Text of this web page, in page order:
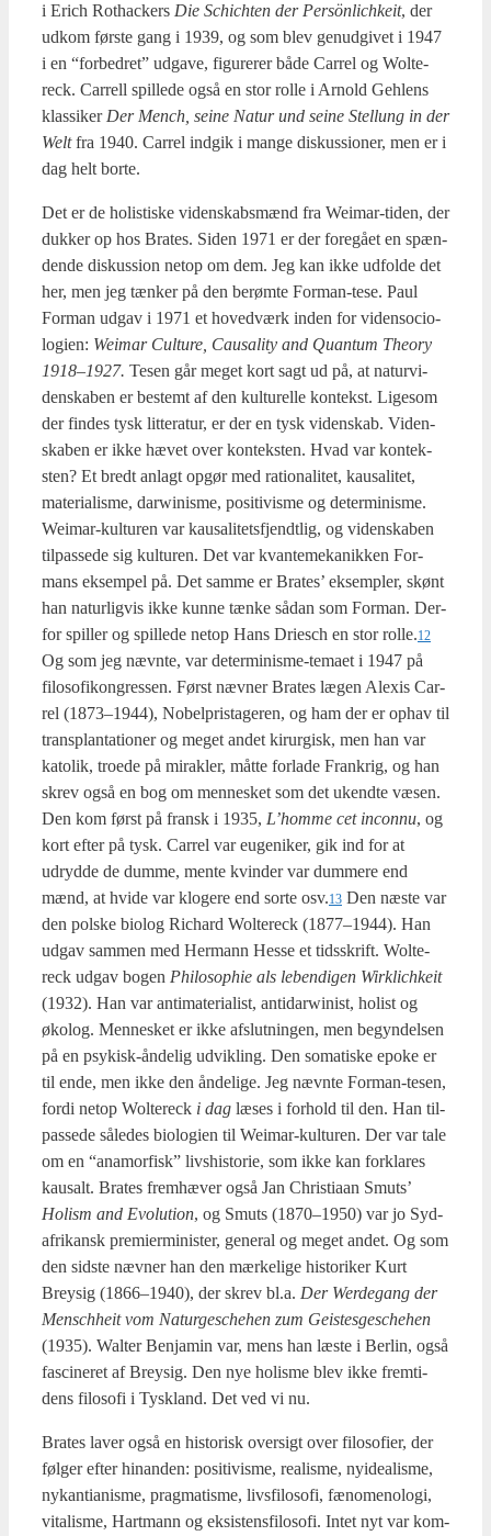
i Erich Rot­ha­ck­ers Die Schi­ch­ten der Per­sön­li­chkeit, der
udkom før­ste gang i 1939, og som blev genud­gi­vet i 1947
i en “for­bed­ret” udga­ve, figu­re­rer både Car­rel og Wol­te­
reck. Car­rell spil­le­de også en stor rol­le i Arnold Geh­lens
klas­si­ker Der Mench, sei­ne Natur und sei­ne Stel­lung in der
Weltfra 1940. Car­rel ind­gik i man­ge dis­kus­sio­ner, men er i
dag helt bor­te.
Det er de holi­sti­ske viden­skabs­mænd fra Wei­mar-tiden, der
duk­ker op hos Bra­tes. Siden 1971 er der fore­gå­et en spæn­
den­de dis­kus­sion net­op om dem. Jeg kan ikke udfol­de det
her, men jeg tæn­ker på den berøm­te For­man-tese. Paul
For­man udgav i 1971 et hoved­værk inden for viden­so­cio­
lo­gi­en: Wei­mar Cul­tu­re, Caus­a­li­ty and Quan­tum The­ory
1918–1927. Tesen går meget kort sagt ud på, at natur­vi­
den­ska­ben er bestemt af den kul­tu­rel­le kon­tekst. Lige­som
der fin­des tysk lit­te­ra­tur, er der en tysk viden­skab. Viden­
ska­ben er ikke hævet over kon­tek­sten. Hvad var kon­tek­
sten? Et bredt anlagt opgør med ratio­na­li­tet, kaus­a­li­tet,
mate­ri­a­lis­me, darwi­nis­me, posi­ti­vis­me og deter­mi­nis­me.
Wei­mar-kul­tu­ren var kaus­a­li­tets­fjendt­lig, og viden­ska­ben
til­pas­se­de sig kul­tu­ren. Det var kvan­te­me­ka­nik­ken For­
mans eksem­pel på. Det sam­me er Bra­tes’ eksemp­ler, skønt
han natur­lig­vis ikke kun­ne tæn­ke sådan som For­man. Der­
for spil­ler og spil­le­de net­op Hans Dri­esch en stor rolle.12
Og som jeg nævn­te, var deter­mi­nis­me-tema­et i 1947 på
filo­so­fi­kon­gres­sen. Først næv­ner Bra­tes lægen Ale­xis Car­
rel (1873–1944), Nobel­pris­ta­ge­ren, og ham der er ophav til
trans­plan­ta­tio­ner og meget andet kirur­gisk, men han var
kato­lik, tro­e­de på mirak­ler, måt­te for­la­de Frank­rig, og han
skrev også en bog om men­ne­sket som det ukend­te væsen.
Den kom først på fransk i 1935, L’hom­me cet incon­nu, og
kort efter på tysk. Car­rel var euge­ni­ker, gik ind for at
udryd­de de dum­me, men­te kvin­der var dum­me­re end
mænd, at hvi­de var klo­ge­re end sor­te osv.13 Den næste var
den pol­ske bio­log Richard Wol­te­reck (1877–1944). Han
udgav sam­men med Her­mann Hes­se et tids­skrift. Wol­te­
reck udgav bogen Phi­los­op­hie als leben­di­gen Wirkli­chkeit
(1932). Han var anti­ma­te­ri­a­list, anti­darwi­nist, holist og
øko­log. Men­ne­sket er ikke afslut­nin­gen, men begyn­del­sen
på en psy­kisk-ånde­lig udvik­ling. Den soma­ti­ske epo­ke er
til ende, men ikke den ånde­li­ge. Jeg nævn­te For­man-tesen,
for­di net­op Wol­te­reck i dag læses i for­hold til den. Han til­
pas­se­de såle­des bio­lo­gi­en til Wei­mar-kul­tu­ren. Der var tale
om en “ana­mor­fisk” livs­hi­sto­rie, som ikke kan for­kla­res
kaus­alt. Bra­tes frem­hæ­ver også Jan Chri­sti­aan Smuts’
Holism and Evo­lu­tion, og Smuts (1870–1950) var jo Syd­
afri­kansk pre­mi­er­mi­ni­ster, gene­ral og meget andet. Og som
den sid­ste næv­ner han den mær­ke­li­ge histo­ri­ker Kurt
Brey­sig (1866–1940), der skrev bl.a. Der Wer­de­gang der
Mens­chheit vom Natur­ge­s­che­hen zum Gei­stes­ge­s­che­hen
(1935). Wal­ter Benja­min var, mens han læste i Ber­lin, også
fasci­ne­ret af Brey­sig. Den nye holis­me blev ikke frem­ti­
dens filo­so­fi i Tys­kland. Det ved vi nu.
Bra­tes laver også en histo­risk over­sigt over filo­so­fi­er, der
føl­ger efter hin­an­den: posi­ti­vis­me, rea­lis­me, nyi­de­a­lis­me,
nykan­ti­a­nis­me, prag­ma­tis­me, livs­fi­lo­so­fi, fæno­meno­lo­gi,
vita­lis­me, Hart­mann og eksi­stens­fi­lo­so­fi. Intet nyt var kom­